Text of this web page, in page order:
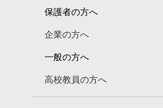
保護者の方へ
企業の方へ
一般の方へ
高校教員の方へ